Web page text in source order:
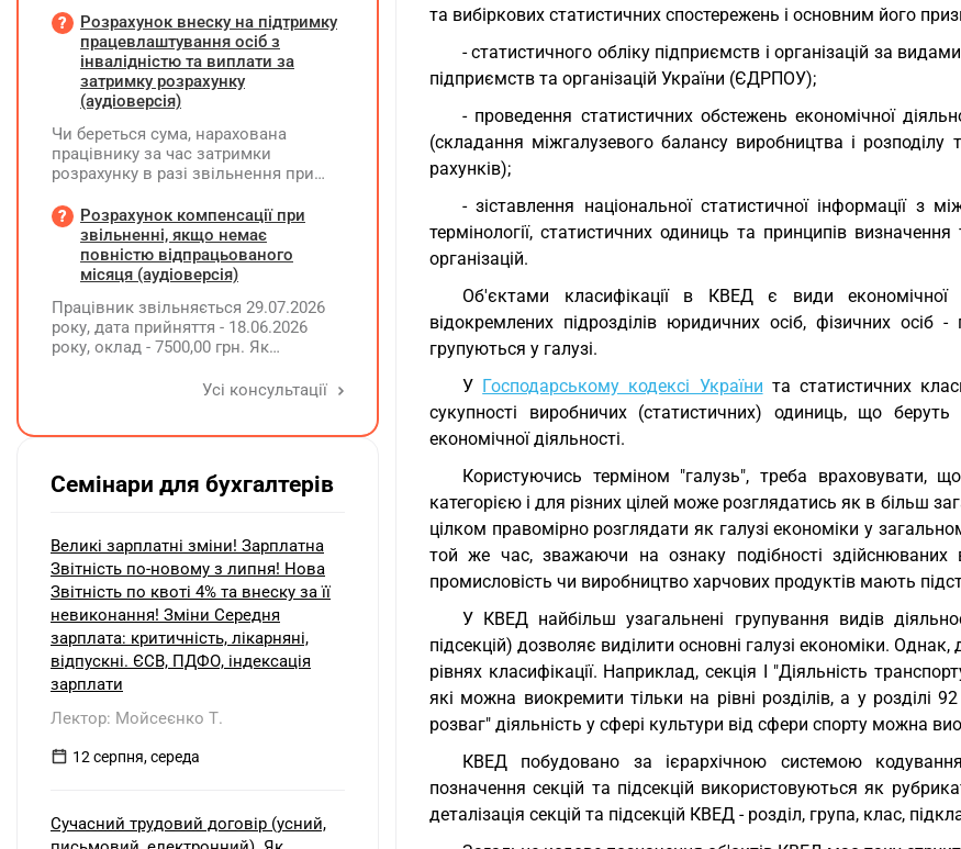
та вибіркових статистичних спостережень і основним його
- статистичного обліку підприємств і організацій за
підприємств та організацій України (ЄДРПОУ);
- проведення статистичних обстежень економічної
(складання міжгалузевого балансу виробництва і розподілу
рахунків);
- зіставлення національної статистичної інформації з
термінології, статистичних одиниць та принципів
організацій.
Об'єктами класифікації в КВЕД є види економічної
відокремлених підрозділів юридичних осіб, фізичних осіб
групуються у галузі.
У Господарському кодексі України та статистичних
сукупності виробничих (статистичних) одиниць, що
економічної діяльності.
Користуючись терміном "галузь", треба враховувати,
категорією і для різних цілей може розглядатись як в більш
цілком правомірно розглядати як галузі економіки у
той же час, зважаючи на ознаку подібності здійснюваних
промисловість чи виробництво харчових продуктів мають
У КВЕД найбільш узагальнені групування видів
підсекцій) дозволяє виділити основні галузі економіки.
рівнях класифікації. Наприклад, секція I "Діяльність
які можна виокремити тільки на рівні розділів, а у розділі
розваг" діяльність у сфері культури від сфери спорту можна
КВЕД побудовано за ієрархічною системою
позначення секцій та підсекцій використовуються як
деталізація секцій та підсекцій КВЕД - розділ, група, клас,
місцем роботи та за сумісництвом,
чи рахується це як два роботодавці?
Розрахунок внеску на підтримку
працевлаштування осіб з
інвалідністю та виплати за
затримку розрахунку
(аудіоверсія)
Чи береться сума, нарахована
працівнику за час затримки
розрахунку в разі звільнення при
заробітної плати (винагороди), для
розрахунку внеску на підтримку
працевлаштування осіб з
інвалідністю?
Розрахунок компенсації при
звільненні, якщо немає
повністю відпрацьованого
місяця (аудіоверсія)
Працівник звільняється 29.07.2026
року, дата прийняття - 18.06.2026
року, оклад - 7500,00 грн. Як
невикористаних днів відпустки при
Усі консультації
Семінари для бухгалтерів
Великі зарплатні зміни! Зарплатна
Звітність по-новому з липня! Нова
Звітність по квоті 4% та внеску за її
невиконання! Зміни Середня
зарплата: критичність, лікарняні,
відпускні. ЄСВ, ПДФО, індексація
зарплати
Лектор: Мойсеєнко Т.
12 серпня, середа
Сучасний трудовий договір (усний,